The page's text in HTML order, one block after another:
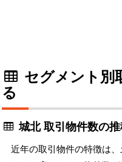
セグメント別
る
城北 取引物件数の
近年の取引物件の特徴は